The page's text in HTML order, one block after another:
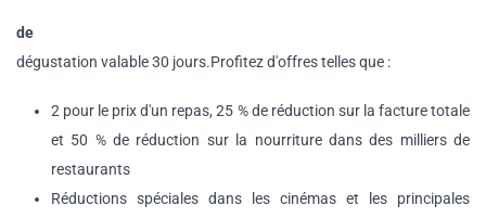
de
dégustation valable 30 jours.Profitez d'offres telles que :
2 pour le prix d'un repas, 25 % de réduction sur la facture totale
et 50 % de réduction sur la nourriture dans des milliers de
restaurants
Réductions spéciales dans les cinémas et les principales